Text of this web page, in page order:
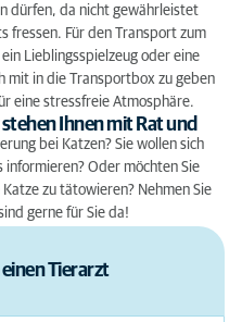
dürfen, da nicht gewährleistet
fressen. Für den Transport zum
Lieblingsspielzeug oder eine
mit in die Transportbox zu geben
eine stressfreie Atmosphäre.
Ihnen mit Rat und
bei Katzen? Sie wollen sich
Oder möchten Sie
zu tätowieren? Nehmen Sie
gerne für Sie da!
einen Tierarzt